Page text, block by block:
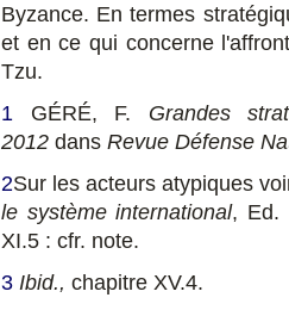
Byzance. En termes
et en ce qui concerne
Tzu.
1 GÉRÉ, F. Grandes
2012 dans Revue Défense
2Sur les acteurs atypiques
le système international, Ed.
XI.5 : cfr. note.
3 Ibid., chapitre XV.4.